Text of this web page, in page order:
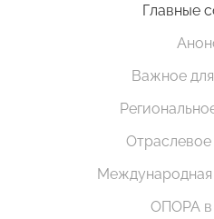
Главные
Важное
Отраслевое
Международная
ОПОРА в